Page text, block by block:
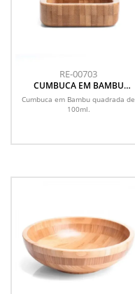
RE-00703
CUMBUCA EM BAMBU
QUADRADA DE 100ML
Cumbuca em Bambu quadrada de
100ml.